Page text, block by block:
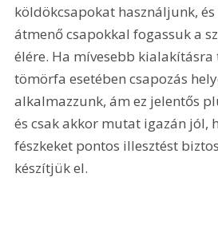
köldökcsapokat használjunk,
átmenő csapokkal fogassuk a
élére. Ha mívesebb
tömörfa esetében csapozás
alkalmazzunk, ám ez jelentős
és csak akkor mutat igazán jól,
fészkeket pontos illesztést
készítjük el.